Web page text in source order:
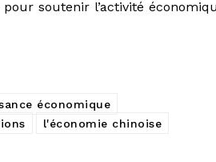
soutenir l’activité
économique
l'économie chinoise